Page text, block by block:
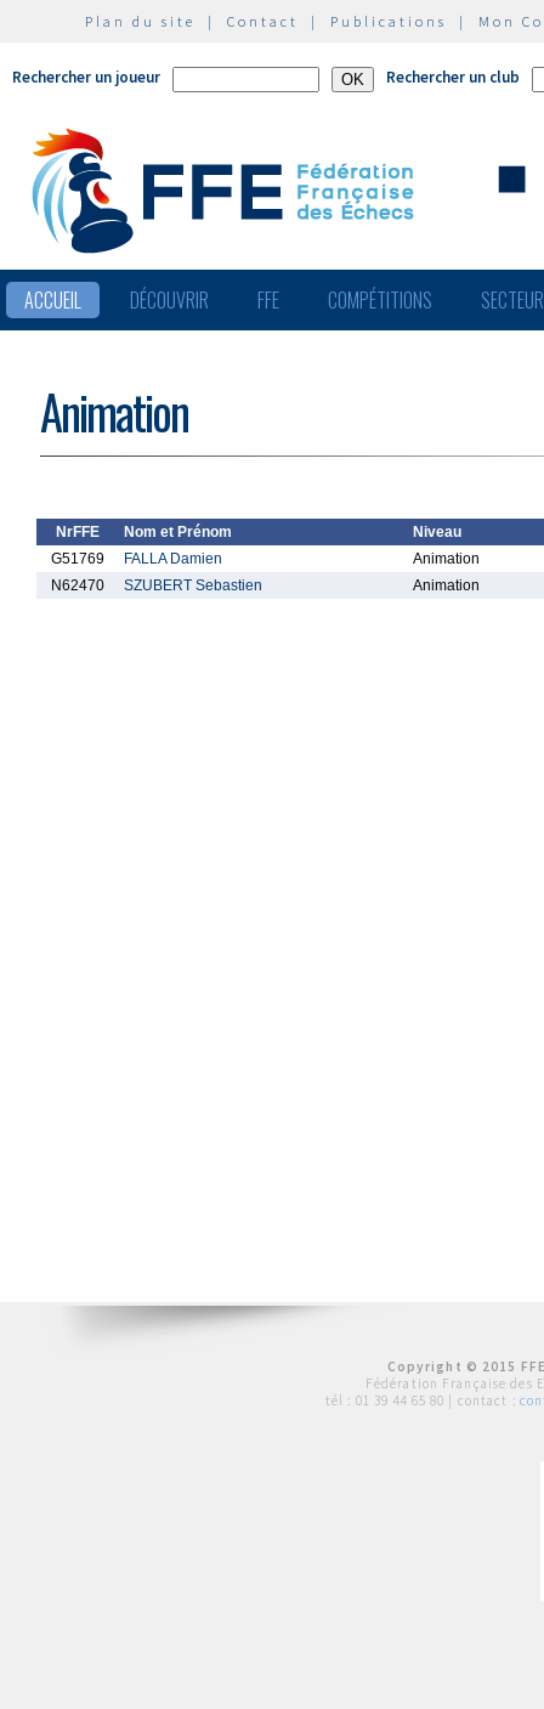
Plan du site | Contact | Publications | Mon
Rechercher un joueur Rechercher un club
ACCUEIL DÉCOUVRIR FFE COMPÉTITIONS
Animation
NrFFE Nom et Prénom
Niveau
G51769
FALLA Damien
Animation
N62470
SZUBERT Sebastien Animation
Copyright © 2015
Fédération Française des
tél : 01 39 44 65 80 | contact :